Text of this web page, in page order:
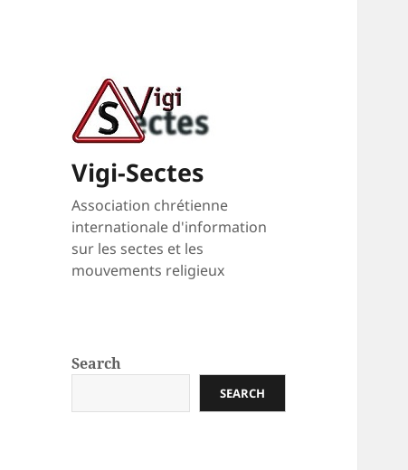
Vigi-Sectes
Association chrétienne
internationale d'information
sur les sectes et les
mouvements religieux
Search
SEARCH